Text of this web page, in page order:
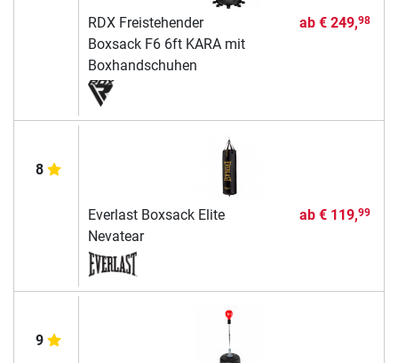
RDX Freistehender
Boxsack F6 6ft KARA mit
Boxhandschuhen
ab € 249,98
8
Everlast Boxsack Elite
Nevatear
ab € 119,99
9